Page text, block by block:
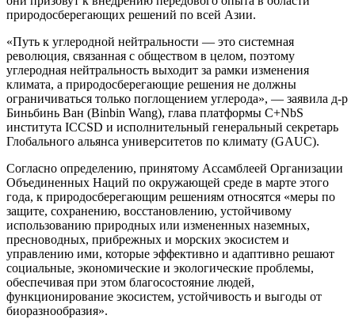
природосберегающих решений по всей Азии.
«Путь к углеродной нейтральности — это системная
революция, связанная с обществом в целом, поэтому
углеродная нейтральность выходит за рамки изменения
климата, а природосберегающие решения не должны
ограничиваться только поглощением углерода», — заявила д-р
Биньбинь Ван (Binbin Wang), глава платформы C+NbS
института ICCSD и исполнительный генеральный секретарь
Глобального альянса университетов по климату (GAUC).
Согласно определению, принятому Ассамблеей Организации
Объединенных Наций по окружающей среде в марте этого
года, к природосберегающим решениям относятся «меры по
защите, сохранению, восстановлению, устойчивому
использованию природных или измененных наземных,
пресноводных, прибрежных и морских экосистем и
управлению ими, которые эффективно и адаптивно решают
социальные, экономические и экологические проблемы,
обеспечивая при этом благосостояние людей,
функционирование экосистем, устойчивость и выгоды от
биоразнообразия».